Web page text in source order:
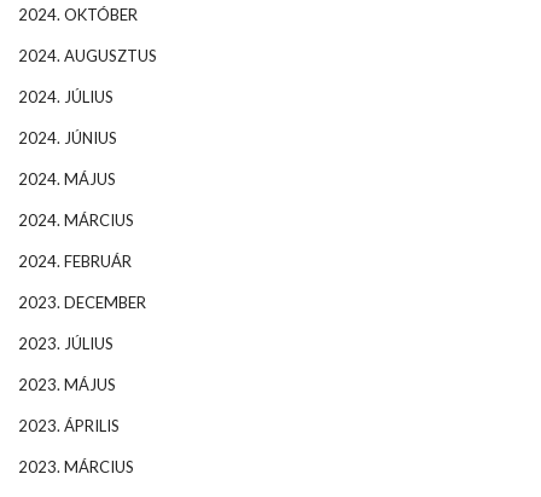
2024. OKTÓBER
2024. AUGUSZTUS
2024. JÚLIUS
2024. JÚNIUS
2024. MÁJUS
2024. MÁRCIUS
2024. FEBRUÁR
2023. DECEMBER
2023. JÚLIUS
2023. MÁJUS
2023. ÁPRILIS
2023. MÁRCIUS